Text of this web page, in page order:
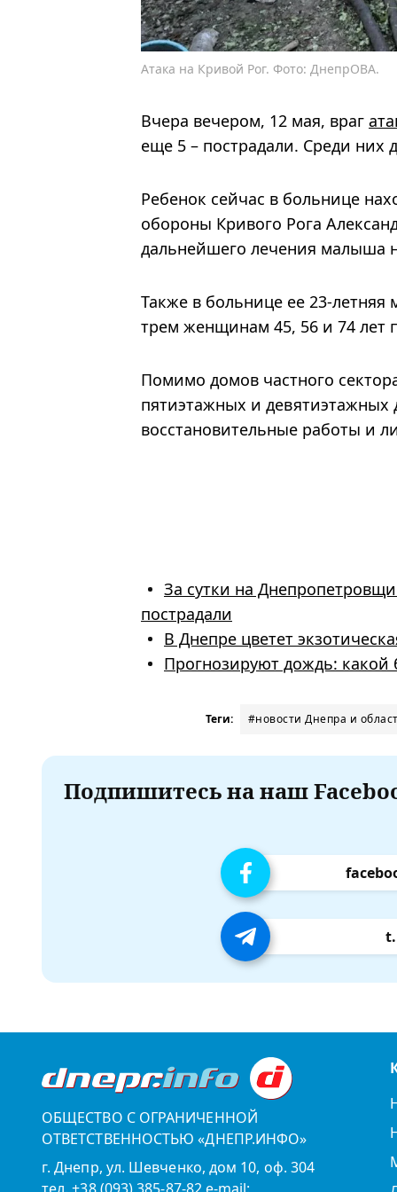
Атака на Кривой Рог. Фото: ДнепрОВА.
Вчера вечером, 12 мая, враг
еще 5 – пострадали. Среди них
Ребенок сейчас в больнице
обороны Кривого Рога
дальнейшего лечения малыша
Также в больнице ее 23-
трем женщинам 45, 56 и 74 лет
Помимо домов частного
пятиэтажных и девятиэтажных
восстановительные работы и
За сутки на
пострадали
В Днепре цветет
Прогнозируют дождь: какой
Теги: #новости Днепра и
Подпишитесь на наш
ОБЩЕСТВО С ОГРАНИЧЕННОЙ
ОТВЕТСТВЕННОСТЬЮ «ДНЕПР.ИНФО»
г. Днепр, ул. Шевченко, дом 10, оф. 304